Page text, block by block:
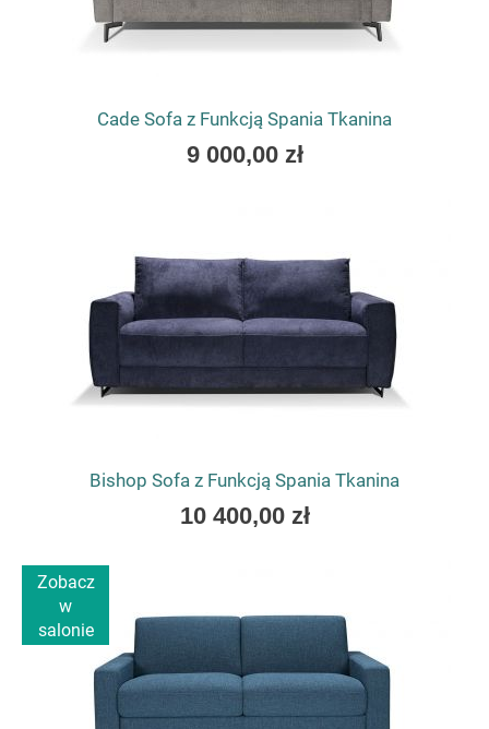
Cade Sofa z Funkcją Spania Tkanina
As
9 000,00 zł
Bishop Sofa z Funkcją Spania Tkanina
As
10 400,00 zł
Zobacz
w
salonie